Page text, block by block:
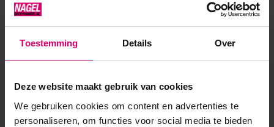
Toestemming Details Over
Deze website maakt gebruik van cookies
We gebruiken cookies om content en advertenties te
personaliseren, om functies voor social media te bieden
Levels)
Product specificaties